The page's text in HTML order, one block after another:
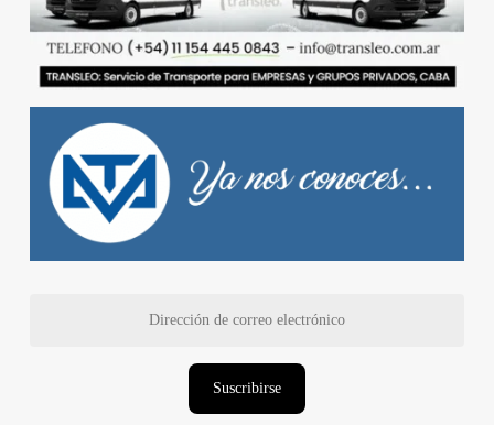
Suscribirse